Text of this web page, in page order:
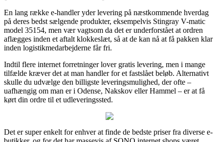
En lang række e-handler yder levering på næstkommende hverdag
på deres bedst sælgende produkter, eksempelvis Stingray V-matic
model 35154, men vær vagtsom da det er underforstået at ordren
aflægges inden et aftalt klokkeslæt, så at de kan nå at få pakken klar
inden logistikmedarbejderne får fri.
Indtil flere internet forretninger lover gratis levering, men i mange
tilfælde kræver det at man handler for et fastslået beløb. Alternativt
skulle du udvælge den billigste leveringsmulighed, der ofte –
uafhængig om man er i Odense, Nakskov eller Hammel – er at få
kørt din ordre til et udleveringssted.
Det er super enkelt for enhver at finde de bedste priser fra diverse e-